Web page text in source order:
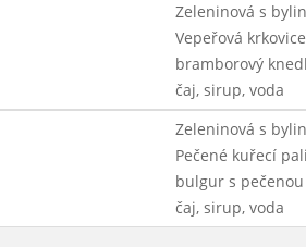
Zeleninová s
Vepeřová
bramborový
čaj, sirup, voda
Zeleninová s
Pečené kuřecí
bulgur s
čaj, sirup, voda